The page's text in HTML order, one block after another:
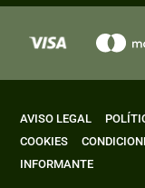
AVISO LEGAL
COOKIES
INFORMANTE